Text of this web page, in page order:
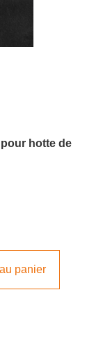
hotte de
panier